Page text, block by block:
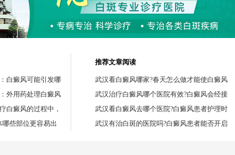
白癜风可能引发哪
外用药处理白癜风
白癜风的过程中，
些部位更容易出
推荐文章阅读
武汉看白癜风哪家?春天怎么做才能使白癜风
武汉治疗白癜风哪个医院有效?白癜风会经接
武汉看白癜风去哪个医院?白癜风患者护理时
武汉有治白斑的医院吗?白癜风患者能否开启